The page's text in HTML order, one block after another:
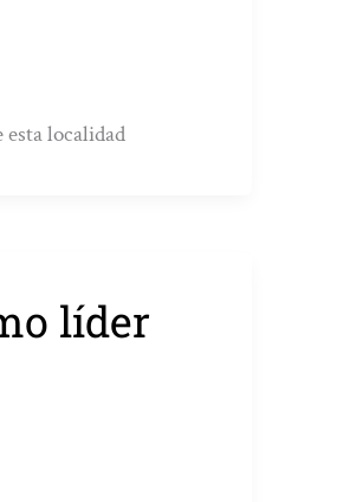
esta localidad
líder